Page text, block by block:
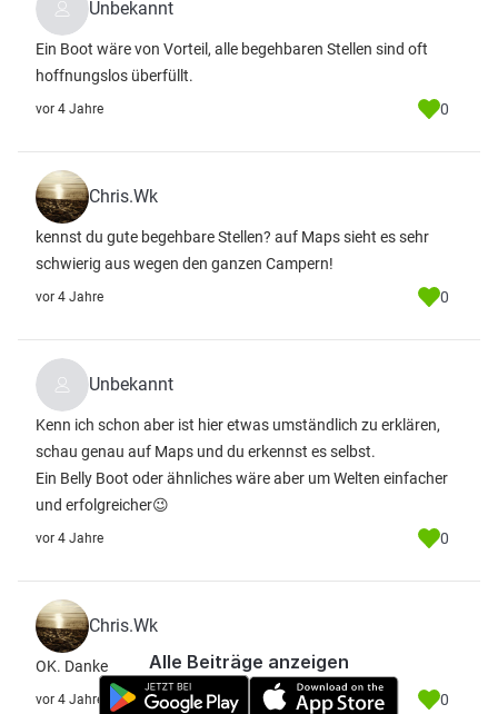
Unbekannt
Ein Boot wäre von Vorteil, alle begehbaren Stellen sind oft
hoffnungslos überfüllt.
vor 4 Jahre 0
Chris.Wk
kennst du gute begehbare Stellen? auf Maps sieht es sehr
schwierig aus wegen den ganzen Campern!
vor 4 Jahre 0
Unbekannt
Kenn ich schon aber ist hier etwas umständlich zu erklären,
schau genau auf Maps und du erkennst es selbst.
Ein Belly Boot oder ähnliches wäre aber um Welten einfacher
und erfolgreicher😉
vor 4 Jahre 0
Chris.Wk
OK. Danke
vor 4 Jahre 0
Alle Beiträge anzeigen